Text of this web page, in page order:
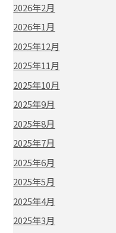
2026年2月
2026年1月
2025年12月
2025年11月
2025年10月
2025年9月
2025年8月
2025年7月
2025年6月
2025年5月
2025年4月
2025年3月